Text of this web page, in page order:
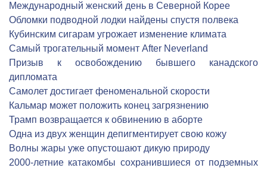
Международный женский день в Северной Корее
Обломки подводной лодки найдены спустя полвека
Кубинским сигарам угрожает изменение климата
Самый трогательный момент After Neverland
Призыв к освобождению бывшего канадского
дипломата
Cамолет достигает феноменальной скорости
Кальмар может положить конец загрязнению
Трамп возвращается к обвинению в аборте
Одна из двух женщин депигментирует свою кожу
Волны жары уже опустошают дикую природу
2000-летние катакомбы сохранившиеся от подземных